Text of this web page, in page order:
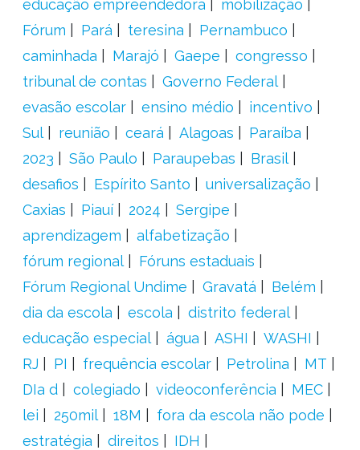
educação empreendedora
mobilização
Fórum
Pará teresina
Pernambuco
caminhada
Marajó Gaepe
congresso
tribunal de contas
Governo Federal
evasão escolar
ensino médio
incentivo
Sul
reunião ceará Alagoas
Paraíba
2023
São Paulo Paraupebas
Brasil
desafios
Espírito Santo
universalização
Caxias
Piauí 2024
Sergipe
aprendizagem
alfabetização
fórum regional
Fóruns estaduais
Fórum Regional Undime
Gravatá
Belém
dia da escola
escola
distrito federal
educação especial
água ASHI
WASHI
RJ
PI frequência escolar Petrolina
MT
DIa d
colegiado videoconferência
MEC
lei
250mil 18M
fora da escola não pode
estratégia
direitos
IDH